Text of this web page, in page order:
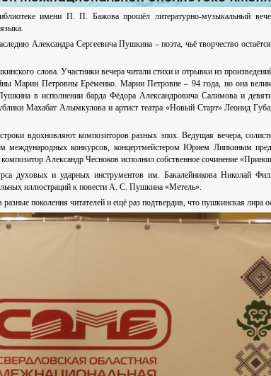
имени П. П. Бажова прошёл литературно-музыкальный
Александра Сергеевича Пушкина – поэта, чьё творчество
слова. Участники вечера читали стихи и отрывки из
Марии Петровны Ерёменко. Марии Петровне – 94 года, но она
в исполнении барда Фёдора Александровича Салимова и
Махабат Алымкулова и артист театра «Новый Старт» Леонид
вдохновляют композиторов разных эпох. Ведущая вечера,
международных конкурсов, концертмейстером Юрием Липкиным
Александр Чесноков исполнил собственное сочинение
духовых и ударных инструментов им. Бакалейникова Николай
иллюстраций к повести А. С. Пушкина «Метель».
поколения читателей и ещё раз подтвердив, что пушкинская лира